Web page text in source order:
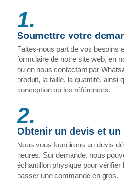
1.
Soumettre votre
Faites-nous part de vos besoins
formulaire de notre site web, en
ou en nous contactant par
produit, la taille, la quantité, ainsi
conception ou les références.
2.
Obtenir un devis et un
Nous vous fournirons un devis
heures. Sur demande, nous
échantillon physique pour vérifier
passer une commande en gros.